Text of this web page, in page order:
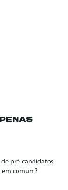
de pré-candidatos
em comum?